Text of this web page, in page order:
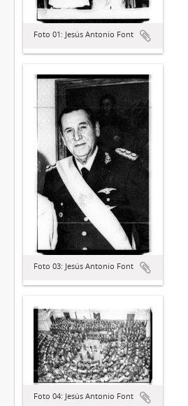
Foto 01: Jesús Antonio Font
Foto 03: Jesús Antonio Font
Foto 04: Jesús Antonio Font